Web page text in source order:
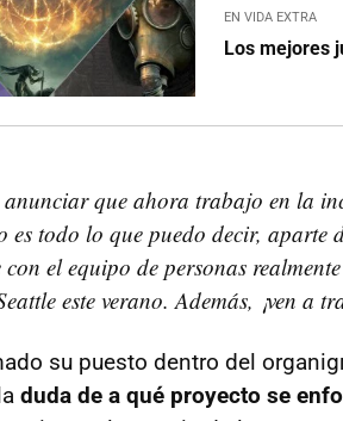
EN VIDA EXTRA
Los mejores
anunciar que ahora trabajo en la
es todo lo que puedo decir, aparte
con el equipo de personas
este verano. Además, ¡ven a
su puesto dentro del
duda de a qué proyecto se